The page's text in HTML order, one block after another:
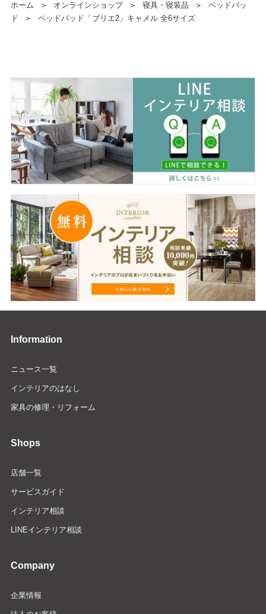
ホーム ＞ オンラインショップ ＞ 寝具・寝装品 ＞
ベッドパッ
ド
＞ ベッドパッド「ブリエ2」キャメル 全6サイズ
Information
ニュース一覧
インテリアのはなし
家具の修理・リフォーム
Shops
店舗一覧
サービスガイド
インテリア相談
LINEインテリア相談
Company
企業情報